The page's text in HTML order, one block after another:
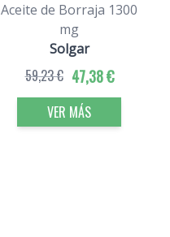
Aceite de Borraja 1300
mg
Solgar
47,38 €
59,23 €
VER MÁS